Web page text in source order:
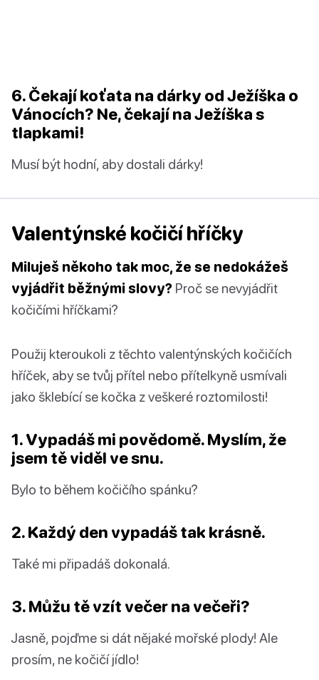
6. Čekají koťata na dárky od Ježíška o
Vánocích? Ne, čekají na Ježíška s
tlapkami!
Musí být hodní, aby dostali dárky!
Valentýnské kočičí hříčky
Miluješ někoho tak moc, že se nedokážeš
vyjádřit běžnými slovy? Proč se nevyjádřit
kočičími hříčkami?
Použij kteroukoli z těchto valentýnských kočičích
hříček, aby se tvůj přítel nebo přítelkyně usmívali
jako šklebící se kočka z veškeré roztomilosti!
1. Vypadáš mi povědomě. Myslím, že
jsem tě viděl ve snu.
Bylo to během kočičího spánku?
2. Každý den vypadáš tak krásně.
Také mi připadáš dokonalá.
3. Můžu tě vzít večer na večeři?
Jasně, pojďme si dát nějaké mořské plody! Ale
prosím, ne kočičí jídlo!